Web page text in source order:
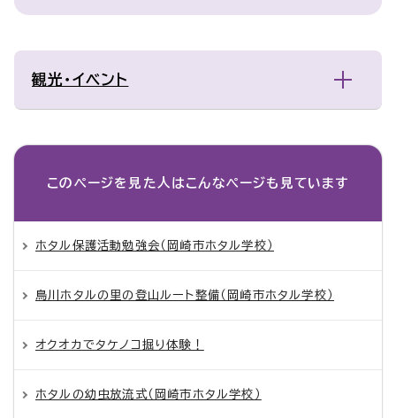
観光・イベント
このページを見た人は こんなページも見ています
ホタル保護活動勉強会（岡崎市ホタル学校）
鳥川ホタルの里の登山ルート整備（岡崎市ホタル学校）
オクオカでタケノコ掘り体験！
ホタルの幼虫放流式（岡崎市ホタル学校）